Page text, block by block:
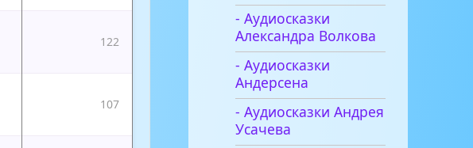
122
107
- Аудиосказки
Александра Волкова
- Аудиосказки
Андерсена
- Аудиосказки Андрея
Усачева